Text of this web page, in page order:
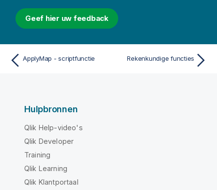
Geef hier uw feedback
ApplyMap - scriptfunctie Rekenkundige functies
Hulpbronnen
Qlik Help-video's
Qlik Developer
Training
Qlik Learning
Qlik Klantportaal